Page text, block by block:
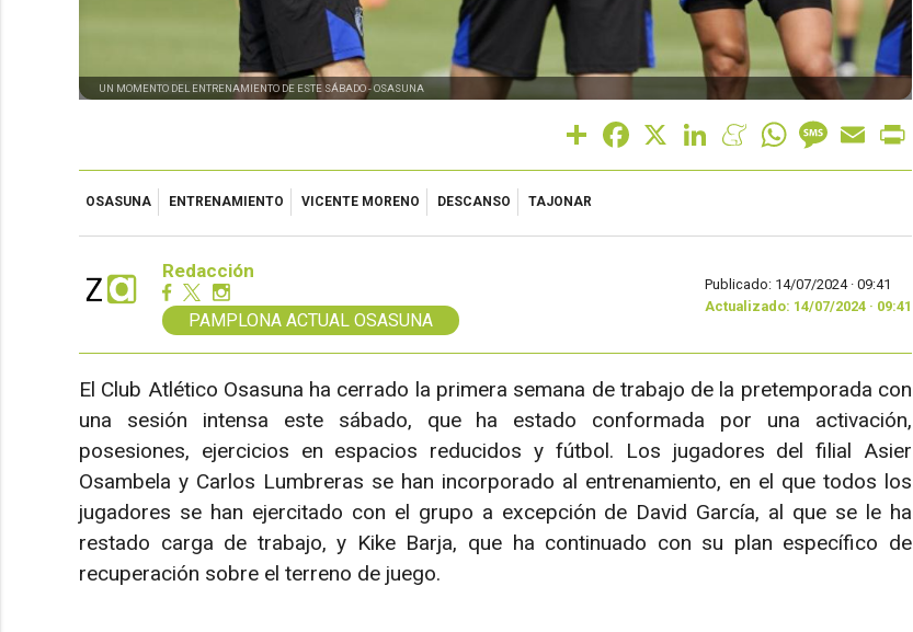
UN MOMENTO DEL ENTRENAMIENTO DE ESTE SÁBADO -OSASUNA
Share Facebook LinkedInMeneameWhatsAppMessage
Email
OSASUNA ENTRENAMIENTO VICENTE MORENO DESCANSO TAJONAR
Redacción
PAMPLONA ACTUAL OSASUNA
Publicado: 14/07/2024 · 09:41
Actualizado: 14/07/2024 · 09:41
El Club Atlético Osasuna ha cerrado la primera semana de trabajo de la pretemporada con
una sesión intensa este sábado, que ha estado conformada por una activación,
posesiones, ejercicios en espacios reducidos y fútbol. Los jugadores del filial Asier
Osambela y Carlos Lumbreras se han incorporado al entrenamiento, en el que todos los
jugadores se han ejercitado con el grupo a excepción de David García, al que se le ha
restado carga de trabajo, y Kike Barja, que ha continuado con su plan específico de
recuperación sobre el terreno de juego.